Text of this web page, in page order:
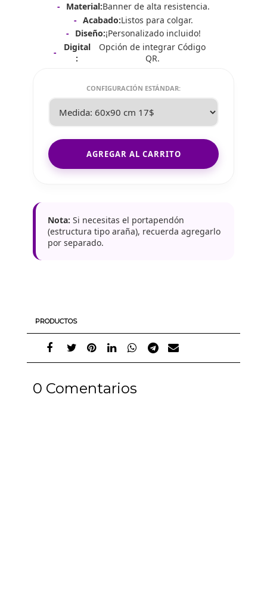
Material:Banner de alta resistencia.
Acabado:Listos para colgar.
Diseño:¡Personalizado incluido!
Digital
:
Opción de integrar Código
QR.
CONFIGURACIÓN ESTÁNDAR:
AGREGAR AL CARRITO
Nota: Si necesitas el portapendón
(estructura tipo araña), recuerda agregarlo
por separado.
PRODUCTOS
0 Comentarios